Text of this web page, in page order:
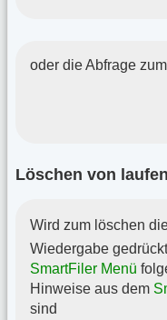
oder die Abfrage
Löschen von
Wird zum löschen
Wiedergabe
SmartFiler Menü
Hinweise aus dem
sind